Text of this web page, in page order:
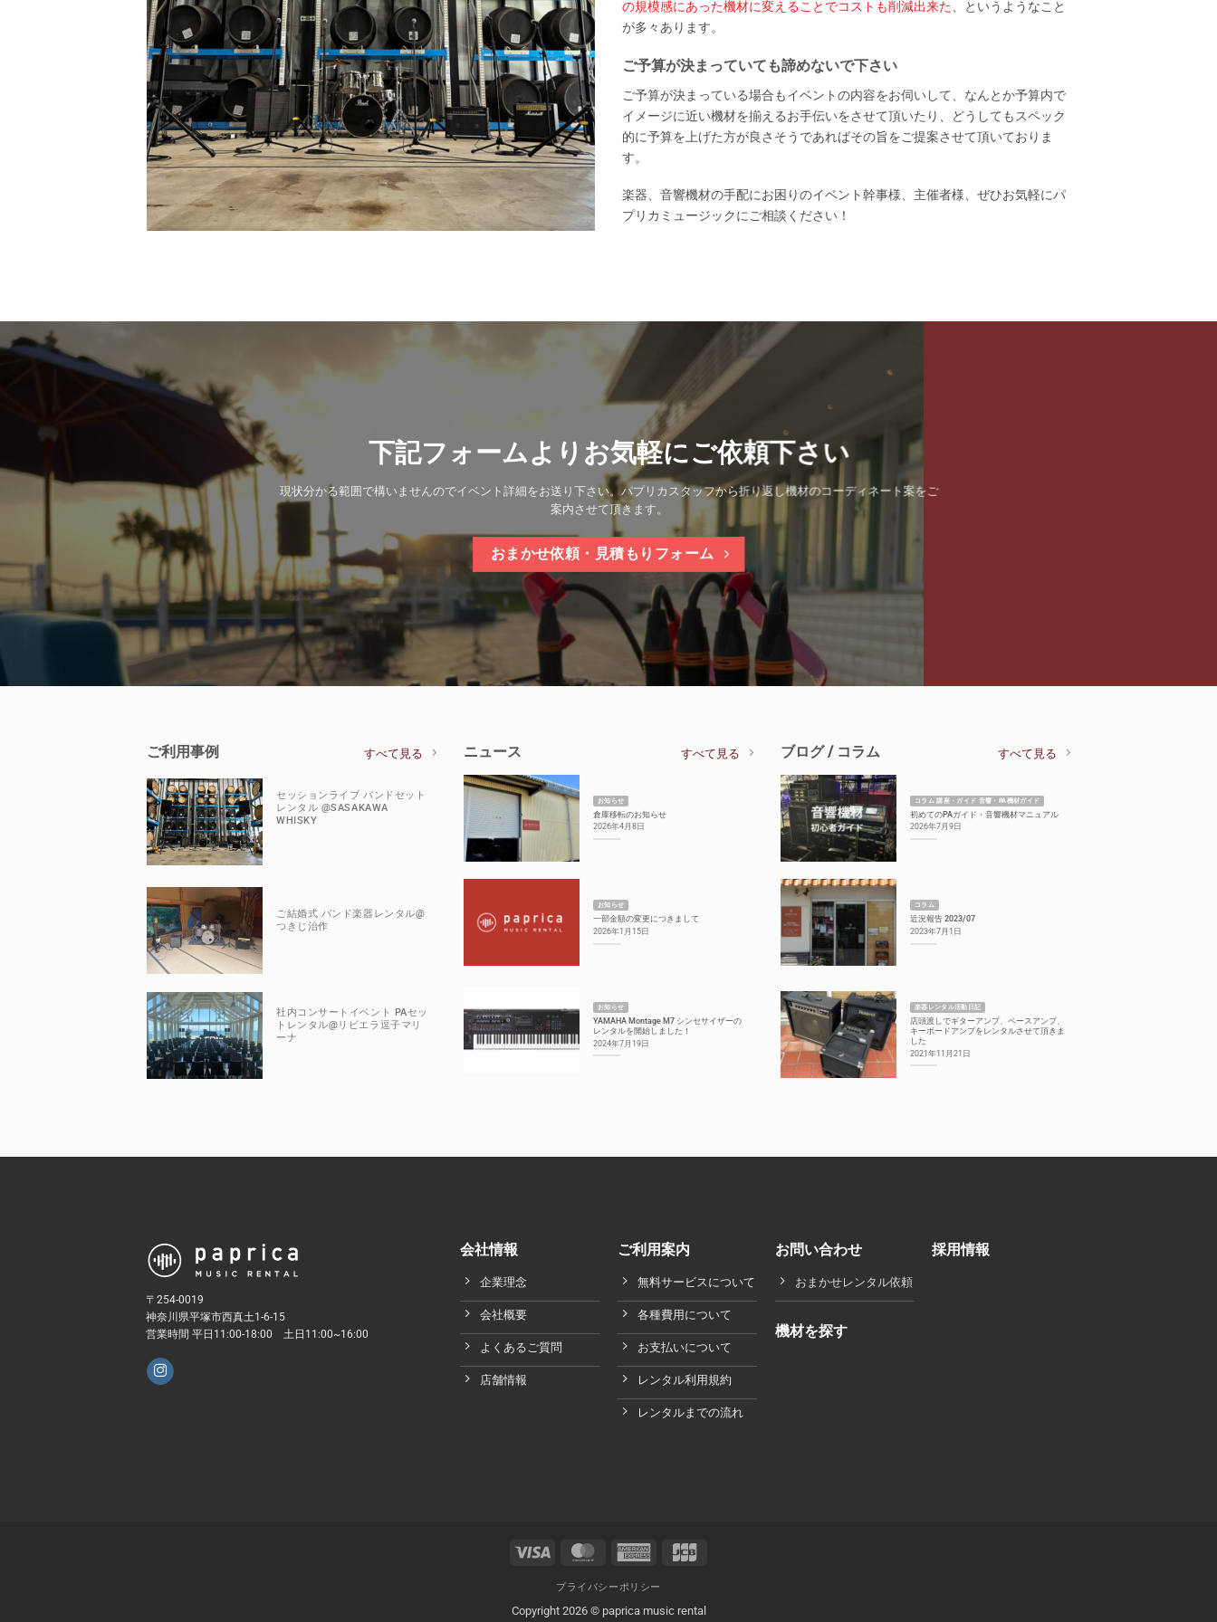
の規模感にあった機材に変えることでコストも削減出来た、というようなこと
が多々あります。
ご予算が決まっていても諦めないで下さい
ご予算が決まっている場合もイベントの内容をお伺いして、なんとか予算内で
イメージに近い機材を揃えるお手伝いをさせて頂いたり、どうしてもスペック
的に予算を上げた方が良さそうであればその旨をご提案させて頂いておりま
す。
楽器、音響機材の手配にお困りのイベント幹事様、主催者様、ぜひお気軽にパ
プリカミュージックにご相談ください！
下記フォームよりお気軽にご依頼下さい
現状分かる範囲で構いませんのでイベント詳細をお送り下さい。パプリカスタッフから折り返し機材のコーディネート案をご
案内させて頂きます。
おまかせ依頼・見積もりフォーム
ご利用事例 すべて見る
セッションライブ バンドセット
レンタル @SASAKAWA
WHISKY
ご結婚式 バンド楽器レンタル@
つきじ治作
社内コンサートイベント PAセッ
トレンタル@リビエラ逗子マリ
ーナ
ニュース すべて見る
お知らせ
倉庫移転のお知らせ
2026年4月8日
お知らせ
一部金額の変更につきまして
2026年1月15日
お知らせ
YAMAHA Montage M7 シンセサイザーの
レンタルを開始しました！
2024年7月19日
ブログ / コラム すべて見る
コラム 講座・ガイド 音響・PA機材ガイド
初めてのPAガイド・音響機材マニュアル
2026年7月9日
コラム
近況報告 2023/07
2023年7月1日
楽器レンタル活動日記
店頭渡しでギターアンプ、ベースアンプ、
キーボードアンプをレンタルさせて頂きま
した
2021年11月21日
〒254-0019
神奈川県平塚市西真土1-6-15
営業時間 平日11:00-18:00 土日11:00~16:00
会社情報
企業理念
会社概要
よくあるご質問
店舗情報
ご利用案内
無料サービスについて
各種費用について
お支払いについて
レンタル利用規約
レンタルまでの流れ
お問い合わせ
おまかせレンタル依頼
機材を探す
採用情報
Visa MasterCard American
プライバシーポリシー
Copyright 2026 © paprica music rental